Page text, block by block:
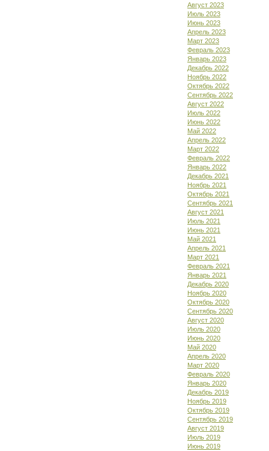
Август 2023
Июль 2023
Июнь 2023
Апрель 2023
Март 2023
Февраль 2023
Январь 2023
Декабрь 2022
Ноябрь 2022
Октябрь 2022
Сентябрь 2022
Август 2022
Июль 2022
Июнь 2022
Май 2022
Апрель 2022
Март 2022
Февраль 2022
Январь 2022
Декабрь 2021
Ноябрь 2021
Октябрь 2021
Сентябрь 2021
Август 2021
Июль 2021
Июнь 2021
Май 2021
Апрель 2021
Март 2021
Февраль 2021
Январь 2021
Декабрь 2020
Ноябрь 2020
Октябрь 2020
Сентябрь 2020
Август 2020
Июль 2020
Июнь 2020
Май 2020
Апрель 2020
Март 2020
Февраль 2020
Январь 2020
Декабрь 2019
Ноябрь 2019
Октябрь 2019
Сентябрь 2019
Август 2019
Июль 2019
Июнь 2019